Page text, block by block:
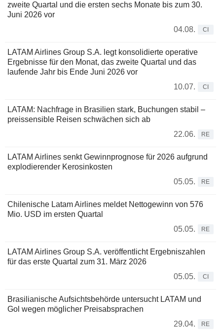
zweite Quartal und die ersten sechs Monate bis zum 30.
Juni 2026 vor
04.08.
CI
LATAM Airlines Group S.A. legt konsolidierte operative
Ergebnisse für den Monat, das zweite Quartal und das
laufende Jahr bis Ende Juni 2026 vor
10.07.
CI
LATAM: Nachfrage in Brasilien stark, Buchungen stabil –
preissensible Reisen schwächen sich ab
22.06.
RE
LATAM Airlines senkt Gewinnprognose für 2026 aufgrund
explodierender Kerosinkosten
05.05.
RE
Chilenische Latam Airlines meldet Nettogewinn von 576
Mio. USD im ersten Quartal
05.05.
RE
LATAM Airlines Group S.A. veröffentlicht Ergebniszahlen
für das erste Quartal zum 31. März 2026
05.05.
CI
Brasilianische Aufsichtsbehörde untersucht LATAM und
Gol wegen möglicher Preisabsprachen
29.04.
RE